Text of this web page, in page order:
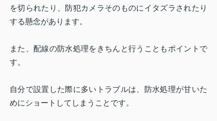
を切られたり、防犯カメラそのものにイタズラされたり
する懸念があります。
また、配線の防水処理をきちんと行うこともポイントで
す。
自分で設置した際に多いトラブルは、防水処理が甘いた
めにショートしてしまうことです。